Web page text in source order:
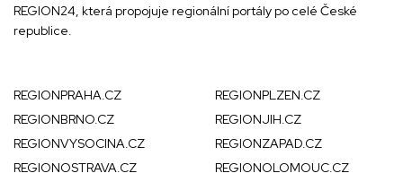
REGION24, která propojuje regionální portály po celé České
republice.
REGIONPRAHA.CZ
REGIONPLZEN.CZ
REGIONBRNO.CZ
REGIONJIH.CZ
REGIONVYSOCINA.CZ
REGIONZAPAD.CZ
REGIONOSTRAVA.CZ
REGIONOLOMOUC.CZ